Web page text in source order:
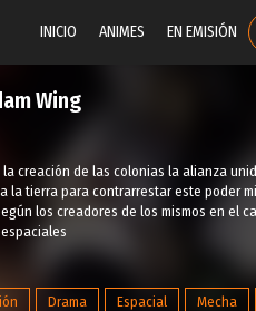
INICIO ANIMES EN EMISIÓN
Wing
la creación de las colonias la alianza
la tierra para contrarrestar este poder
los creadores de los mismos en el
Drama Espacial Mecha